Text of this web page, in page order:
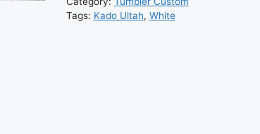
Tags: Kado Ultah, White